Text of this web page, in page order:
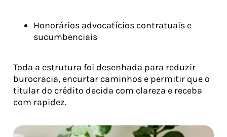
Honorários advocatícios contratuais e
sucumbenciais
Toda a estrutura foi desenhada para reduzir
burocracia, encurtar caminhos e permitir que o
titular do crédito decida com clareza e receba
com rapidez.